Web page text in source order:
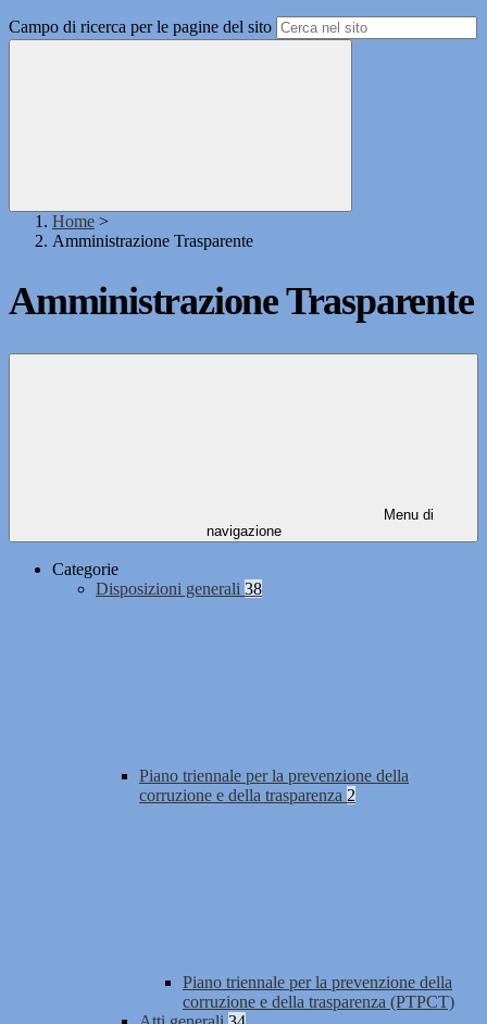
Campo di ricerca per le pagine del sito
Home >
Amministrazione Trasparente
Amministrazione Trasparente
Menu di
navigazione
Categorie
Disposizioni generali 38
Piano triennale per la prevenzione della
corruzione e della trasparenza 2
Piano triennale per la prevenzione della
corruzione e della trasparenza (PTPCT)